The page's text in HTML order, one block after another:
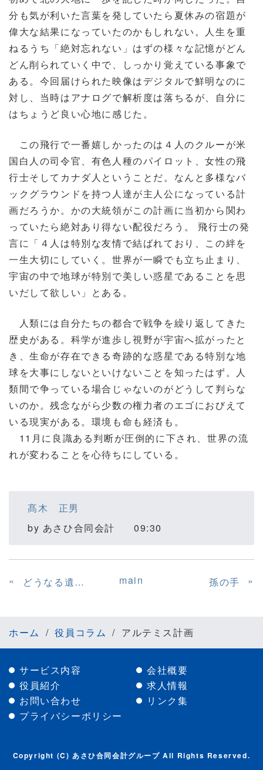
分も気が利いた言葉を発していたら夏休みの宿題が
偉大な結果になっていたのかもしれない。人生を重
ねるうち「絶対忘れない」はずの様々な記憶がどん
どん削られていく中で、しっかり覚えている事象で
ある。今回届けられた映像はデジタルで鮮明なのに
対し、当時はアナログで解析度は落ちるが、自分に
はちょうど良い心地に感じた。
この飛行で一番嬉しかったのは４人のクルーが米
国白人の司令官、有色人種のパイロット、女性の飛
行士そしてカナダ人ということだ。なんと多様なバ
ックグラウンドを持つ人達が主人公になっている計
画だろうか。かの大統領がこの計画に当初から関わ
っていたら絶対あり得ない配役だろう。 飛行士の発
言に「４人は特別な友情で結ばれており、この絆を
一生大切にしていく。世界が一瞬でも立ち止まり、
宇宙の中で地球が特別で美しい惑星であることを思
いだして欲しい」とある。
人類には自分たちの都合で戦争を繰り返してきた
歴史がある。科学が進歩し視野が宇宙へ拡がったと
き、生命が存在できる奇跡的な惑星である特別な地
球を大事にしないといけないことを知ったはず。人
類間で争っている場合じゃないのがどうして判らな
いのか。残念ながら少数の権力者のエゴにおびえて
いる現実がある。環境も命も経済も。
11月に良識ある判断が圧倒的に下され、世界の流
れが変わることを心待ちにしている。
髙木 正男
by あさひ合同会計 09:30
« どうなる遺産の行方 ～紀州のドン・ファン事件から～ main 孫の手 »
ホーム 役員コラム アルテミス計画
サービス内容
会社概要
役員紹介
求人情報
お問い合わせ
リンク集
プライバシーポリシー
Copyright (C) あさひ合同会計グループ All Rights Reserved.